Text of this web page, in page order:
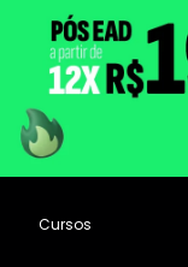
Cursos